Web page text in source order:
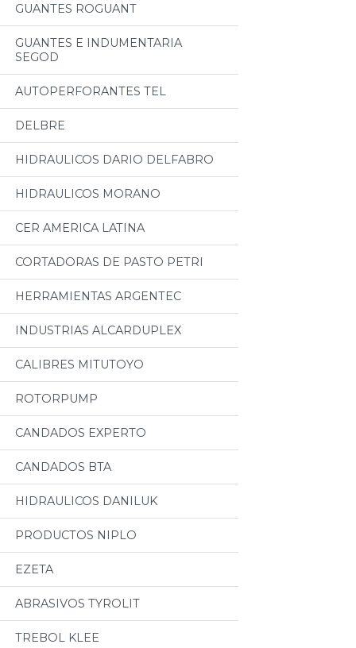
GUANTES ROGUANT
GUANTES E INDUMENTARIA
SEGOD
AUTOPERFORANTES TEL
DELBRE
HIDRAULICOS DARIO DELFABRO
HIDRAULICOS MORANO
CER AMERICA LATINA
CORTADORAS DE PASTO PETRI
HERRAMIENTAS ARGENTEC
INDUSTRIAS ALCARDUPLEX
CALIBRES MITUTOYO
ROTORPUMP
CANDADOS EXPERTO
CANDADOS BTA
HIDRAULICOS DANILUK
PRODUCTOS NIPLO
EZETA
ABRASIVOS TYROLIT
TREBOL KLEE